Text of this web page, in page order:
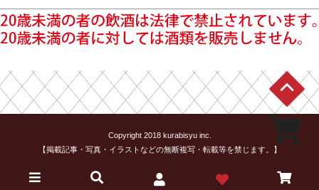
Copyright 2018 kurabisyu inc.
【掲載記事・写真・イラストなどの無断複写・転載等を禁じます。】